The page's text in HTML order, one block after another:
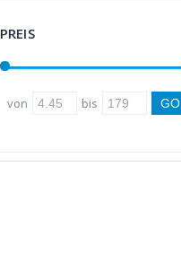
PREIS
von bis